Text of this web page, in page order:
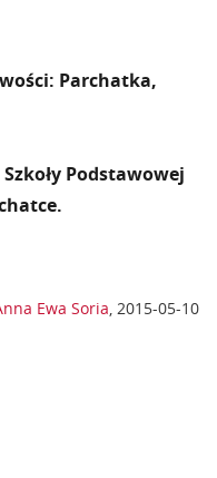
Parchatka,
Podstawowej
Ewa Soria, 2015-05-10